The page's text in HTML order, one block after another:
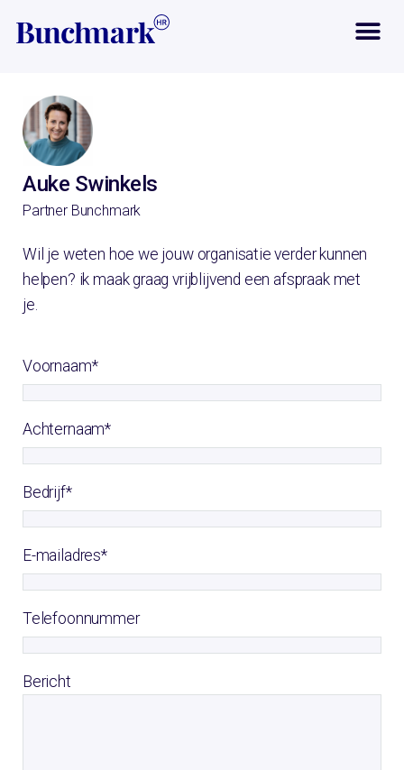
Auke Swinkels
Partner Bunchmark
Wil je weten hoe we jouw organisatie verder kunnen
helpen? ik maak graag vrijblijvend een afspraak met
je.
Voornaam*
Achternaam*
Bedrijf*
E-mailadres*
Telefoonnummer
Bericht